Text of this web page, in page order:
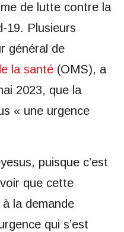
de lutte contre la
19. Plusieurs
général de
la santé (OMS), a
2023, que la
« une urgence
puisque c’est
que cette
la demande
qui s’est